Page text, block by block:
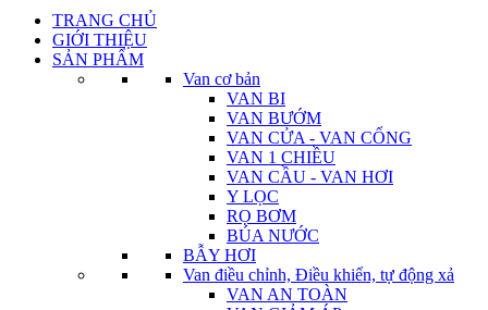
TRANG CHỦ
GIỚI THIỆU
SẢN PHẨM
Van cơ bản
VAN BI
VAN BƯỚM
VAN CỬA - VAN CỔNG
VAN 1 CHIỀU
VAN CẦU - VAN HƠI
Y LỌC
RỌ BƠM
BÚA NƯỚC
BẪY HƠI
Van điều chỉnh, Điều khiển, tự động xả
VAN AN TOÀN